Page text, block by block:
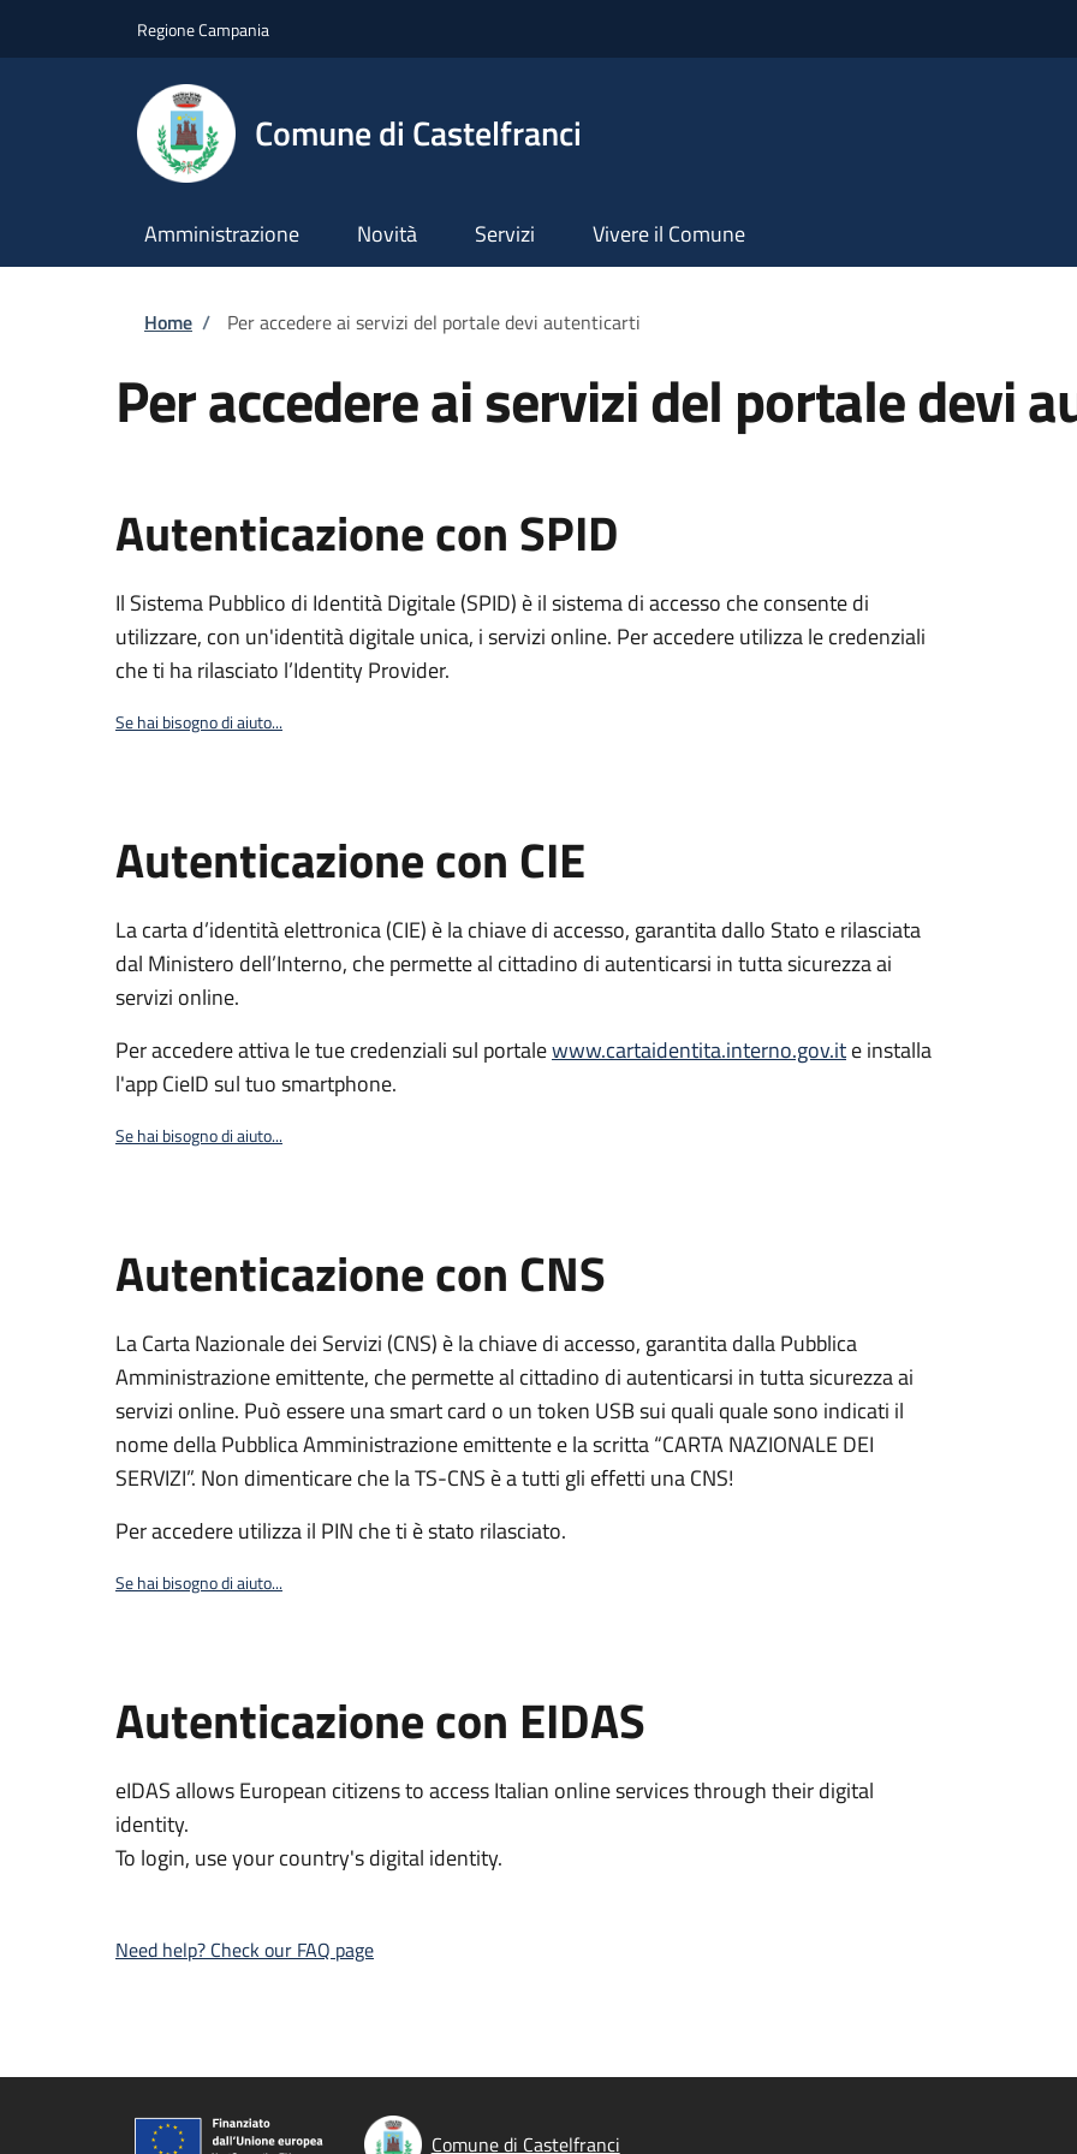
Regione Campania
Comune di Castelfranci
Amministrazione Novità Servizi Vivere il Comune
Briciole di pane
Home / Per accedere ai servizi del portale devi autenticarti
Per accedere ai servizi del portale devi
Autenticazione con SPID
Il Sistema Pubblico di Identità Digitale (SPID) è il sistema di accesso che consente di
utilizzare, con un'identità digitale unica, i servizi online. Per accedere utilizza le credenziali
che ti ha rilasciato l’Identity Provider.
Se hai bisogno di aiuto...
Autenticazione con CIE
La carta d’identità elettronica (CIE) è la chiave di accesso, garantita dallo Stato e rilasciata
dal Ministero dell’Interno, che permette al cittadino di autenticarsi in tutta sicurezza ai
servizi online.
Per accedere attiva le tue credenziali sul portalewww.cartaidentita.interno.gov.ite installa
l'app CieID sul tuo smartphone.
Se hai bisogno di aiuto...
Autenticazione con CNS
La Carta Nazionale dei Servizi (CNS) è la chiave di accesso, garantita dalla Pubblica
Amministrazione emittente, che permette al cittadino di autenticarsi in tutta sicurezza ai
servizi online. Può essere una smart card o un token USB sui quali quale sono indicati il
nome della Pubblica Amministrazione emittente e la scritta “CARTA NAZIONALE DEI
SERVIZI”. Non dimenticare che la TS-CNS è a tutti gli effetti una CNS!
Per accedere utilizza il PIN che ti è stato rilasciato.
Se hai bisogno di aiuto...
Autenticazione con EIDAS
eIDAS allows European citizens to access Italian online services through their digital
identity.
To login, use your country's digital identity.
Need help? Check our FAQ page
Comune di Castelfranci